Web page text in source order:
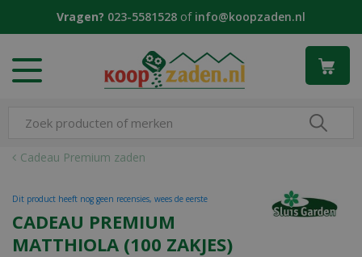
Cadeau Premium zaden
Vragen? 023-5581528 of info@koopzaden.nl
CADEAU PREMIUM
MATTHIOLA (100 ZAKJES)
Dit product heeft nog geen recensies, wees de eerste